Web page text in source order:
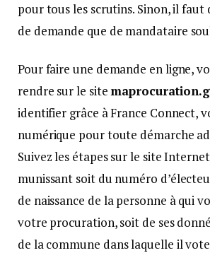
pour tous les scrutins. Sinon, il
de demande que de mandataire
Pour faire une demande en ligne,
rendre sur le site
identifier grâce à France Connect,
numérique pour toute démarche
Suivez les étapes sur le site
munissant soit du numéro
de naissance de la personne à qui
votre procuration, soit de ses
de la commune dans laquelle il